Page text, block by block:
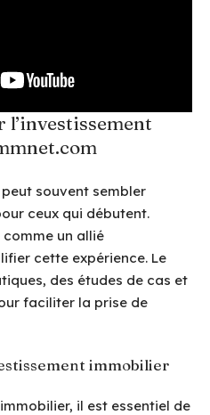
l’investissement
souvent sembler
ceux qui débutent.
un allié
cette expérience. Le
des études de cas et
faciliter la prise de
immobilier
il est essentiel de